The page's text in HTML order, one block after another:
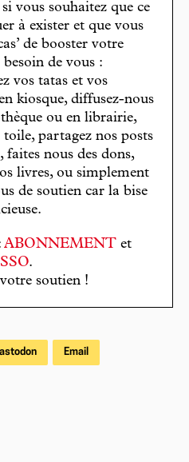
vous souhaitez que ce
à exister et que vous
de booster votre
de vous :
vos tatas et vos
kiosque, diffusez-nous
ou en librairie,
partagez nos posts
faites nous des dons,
livres, ou simplement
de soutien car la bise
ABONNEMENT et
.
soutien !
Email